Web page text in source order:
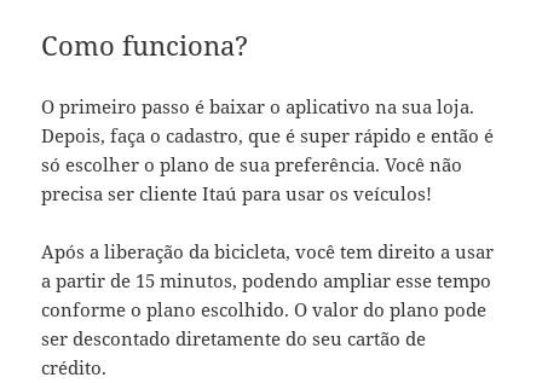
Como funciona?
O primeiro passo é baixar o aplicativo na sua loja.
Depois, faça o cadastro, que é super rápido e então é
só escolher o plano de sua preferência. Você não
precisa ser cliente Itaú para usar os veículos!
Após a liberação da bicicleta, você tem direito a usar
a partir de 15 minutos, podendo ampliar esse tempo
conforme o plano escolhido. O valor do plano pode
ser descontado diretamente do seu cartão de
crédito.